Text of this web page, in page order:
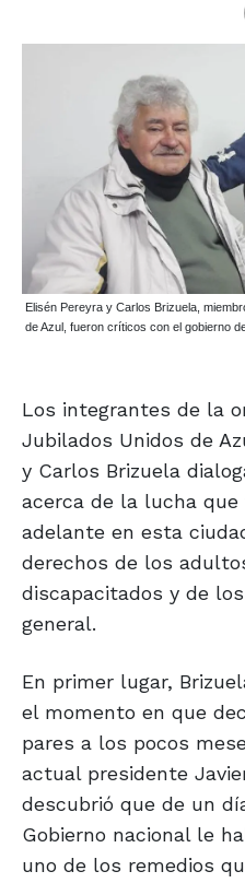
Elisén Pereyra y Carlos Brizuela,
de Azul, fueron críticos con el gobierno
Los integrantes de la
Jubilados Unidos de
y Carlos Brizuela
acerca de la lucha que
adelante en esta
derechos de los
discapacitados y de
general.
En primer lugar,
el momento en que
pares a los pocos
actual presidente
descubrió que de un
Gobierno nacional le
uno de los remedios